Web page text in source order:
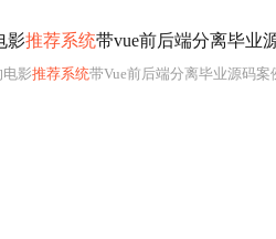
影推荐系统带vue前后端分离毕业
影推荐系统带Vue前后端分离毕业源码